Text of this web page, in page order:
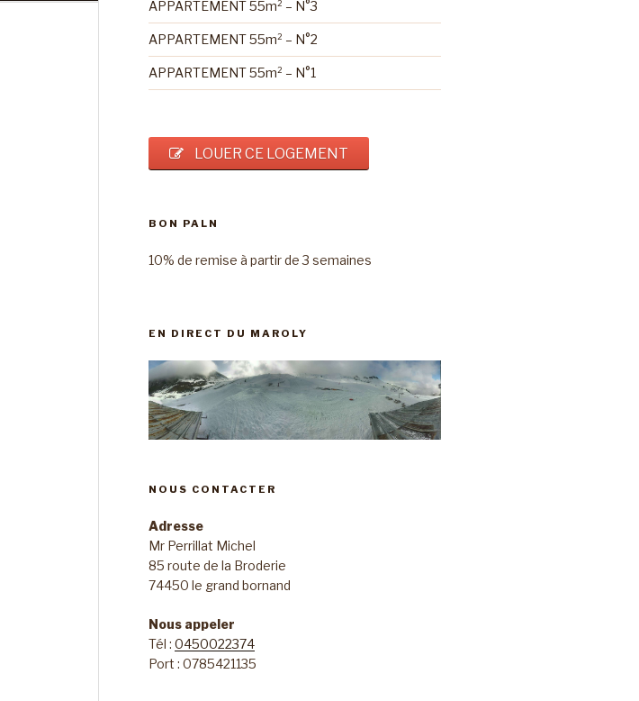
APPARTEMENT 55m² – N°3
APPARTEMENT 55m² – N°2
APPARTEMENT 55m² – N°1
LOUER CE LOGEMENT
BON PALN
10% de remise à partir de 3 semaines
EN DIRECT DU MAROLY
NOUS CONTACTER
Adresse
Mr Perrillat Michel
85 route de la Broderie
74450 le grand bornand
Nous appeler
Tél : 0450022374
Port : 0785421135